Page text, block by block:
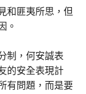
和匪夷所思，但
。
制，何安誠表
的安全表現計
有問題，而是要